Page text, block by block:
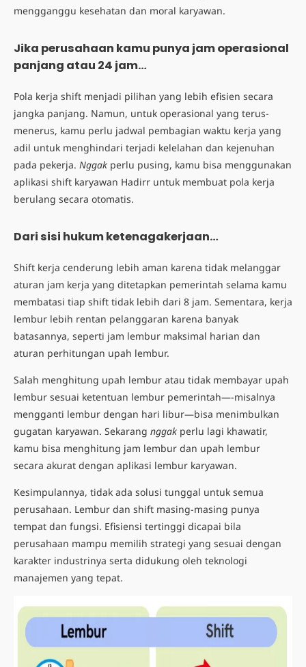
mengganggu kesehatan dan moral karyawan.
Jika perusahaan kamu punya jam operasional
panjang atau 24 jam…
Pola kerja shift menjadi pilihan yang lebih efisien secara
jangka panjang. Namun, untuk operasional yang terus-
menerus, kamu perlu jadwal pembagian waktu kerja yang
adil untuk menghindari terjadi kelelahan dan kejenuhan
pada pekerja. Nggak perlu pusing, kamu bisa menggunakan
aplikasi shift karyawan Hadirr untuk membuat pola kerja
berulang secara otomatis.
Dari sisi hukum ketenagakerjaan…
Shift kerja cenderung lebih aman karena tidak melanggar
aturan jam kerja yang ditetapkan pemerintah selama kamu
membatasi tiap shift tidak lebih dari 8 jam. Sementara, kerja
lembur lebih rentan pelanggaran karena banyak
batasannya, seperti jam lembur maksimal harian dan
aturan perhitungan upah lembur.
Salah menghitung upah lembur atau tidak membayar upah
lembur sesuai ketentuan lembur pemerintah—-misalnya
mengganti lembur dengan hari libur—bisa menimbulkan
gugatan karyawan. Sekarang nggak perlu lagi khawatir,
kamu bisa menghitung jam lembur dan upah lembur
secara akurat dengan aplikasi lembur karyawan.
Kesimpulannya, tidak ada solusi tunggal untuk semua
perusahaan. Lembur dan shift masing-masing punya
tempat dan fungsi. Efisiensi tertinggi dicapai bila
perusahaan mampu memilih strategi yang sesuai dengan
karakter industrinya serta didukung oleh teknologi
manajemen yang tepat.